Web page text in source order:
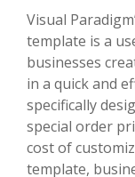
Visual
template is a
businesses
in a quick and
specifically
special order
cost of
template,